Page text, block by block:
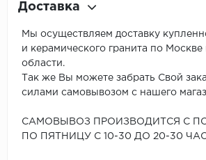
Доставка
Мы осуществляем доставку
и керамического гранита по
области.
Так же Вы можете забрать Свой
силами самовывозом с нашего
САМОВЫВОЗ ПРОИЗВОДИТСЯ С
ПО ПЯТНИЦУ С 10-30 ДО 20-30